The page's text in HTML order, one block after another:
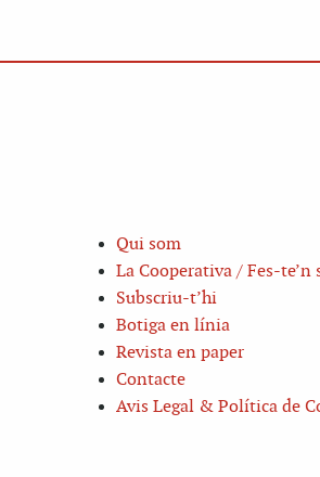
Qui som
La Cooperativa / Fes-te’n
Subscriu-t’hi
Botiga en línia
Revista en paper
Contacte
Avis Legal & Política de